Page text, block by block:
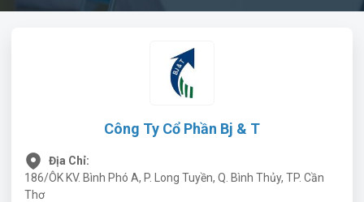
Công Ty Cổ Phần Bj & T
Địa Chỉ:
186/ÔK KV. Bình Phó A, P. Long Tuyền, Q. Bình Thủy, TP. Cần
Thơ